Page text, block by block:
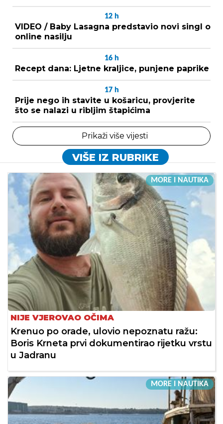
12 h
VIDEO / Baby Lasagna predstavio novi singl o
online nasilju
16 h
Recept dana: Ljetne kraljice, punjene paprike
17 h
Prije nego ih stavite u košaricu, provjerite
što se nalazi u ribljim štapićima
Prikaži više vijesti
VIŠE IZ RUBRIKE
MORE I NAUTIKA
NIJE VJEROVAO OČIMA
Krenuo po orade, ulovio nepoznatu ražu:
Boris Krneta prvi dokumentirao rijetku vrstu
u Jadranu
MORE I NAUTIKA